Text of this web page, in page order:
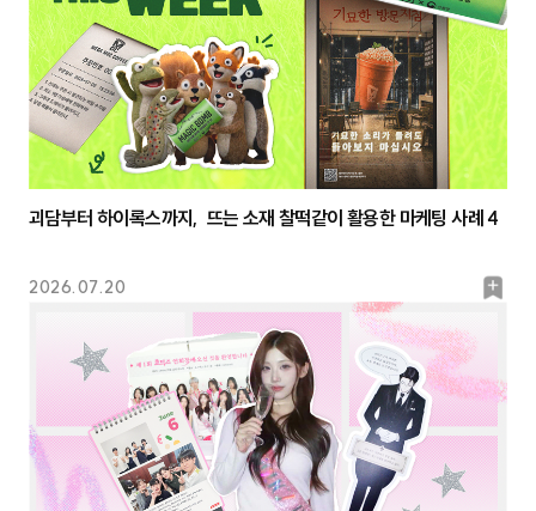
2026.07.20
북
괴담부터 하이록스까지, 뜨는 소재 찰떡같이 활용한 마케팅 사례 4